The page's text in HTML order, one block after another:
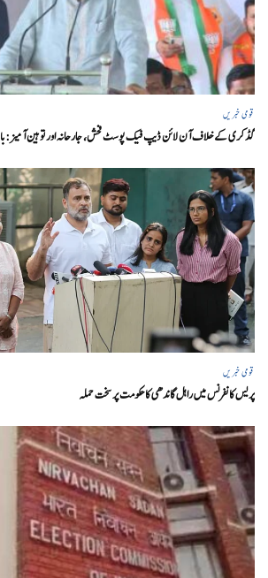
قومی خبریں
گڈکری کے خلاف آن لائن ڈیپ فیک پوسٹ فحش، جارحانہ اور توہین
قومی خبریں
پریس کانفرنس میں راہل گاندھی کا حکومت پر سخت حملہ